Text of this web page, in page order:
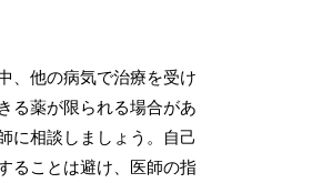
、他の病気で治療を受け
る薬が限られる場合があ
に相談しましょう。自己
ることは避け、医師の指